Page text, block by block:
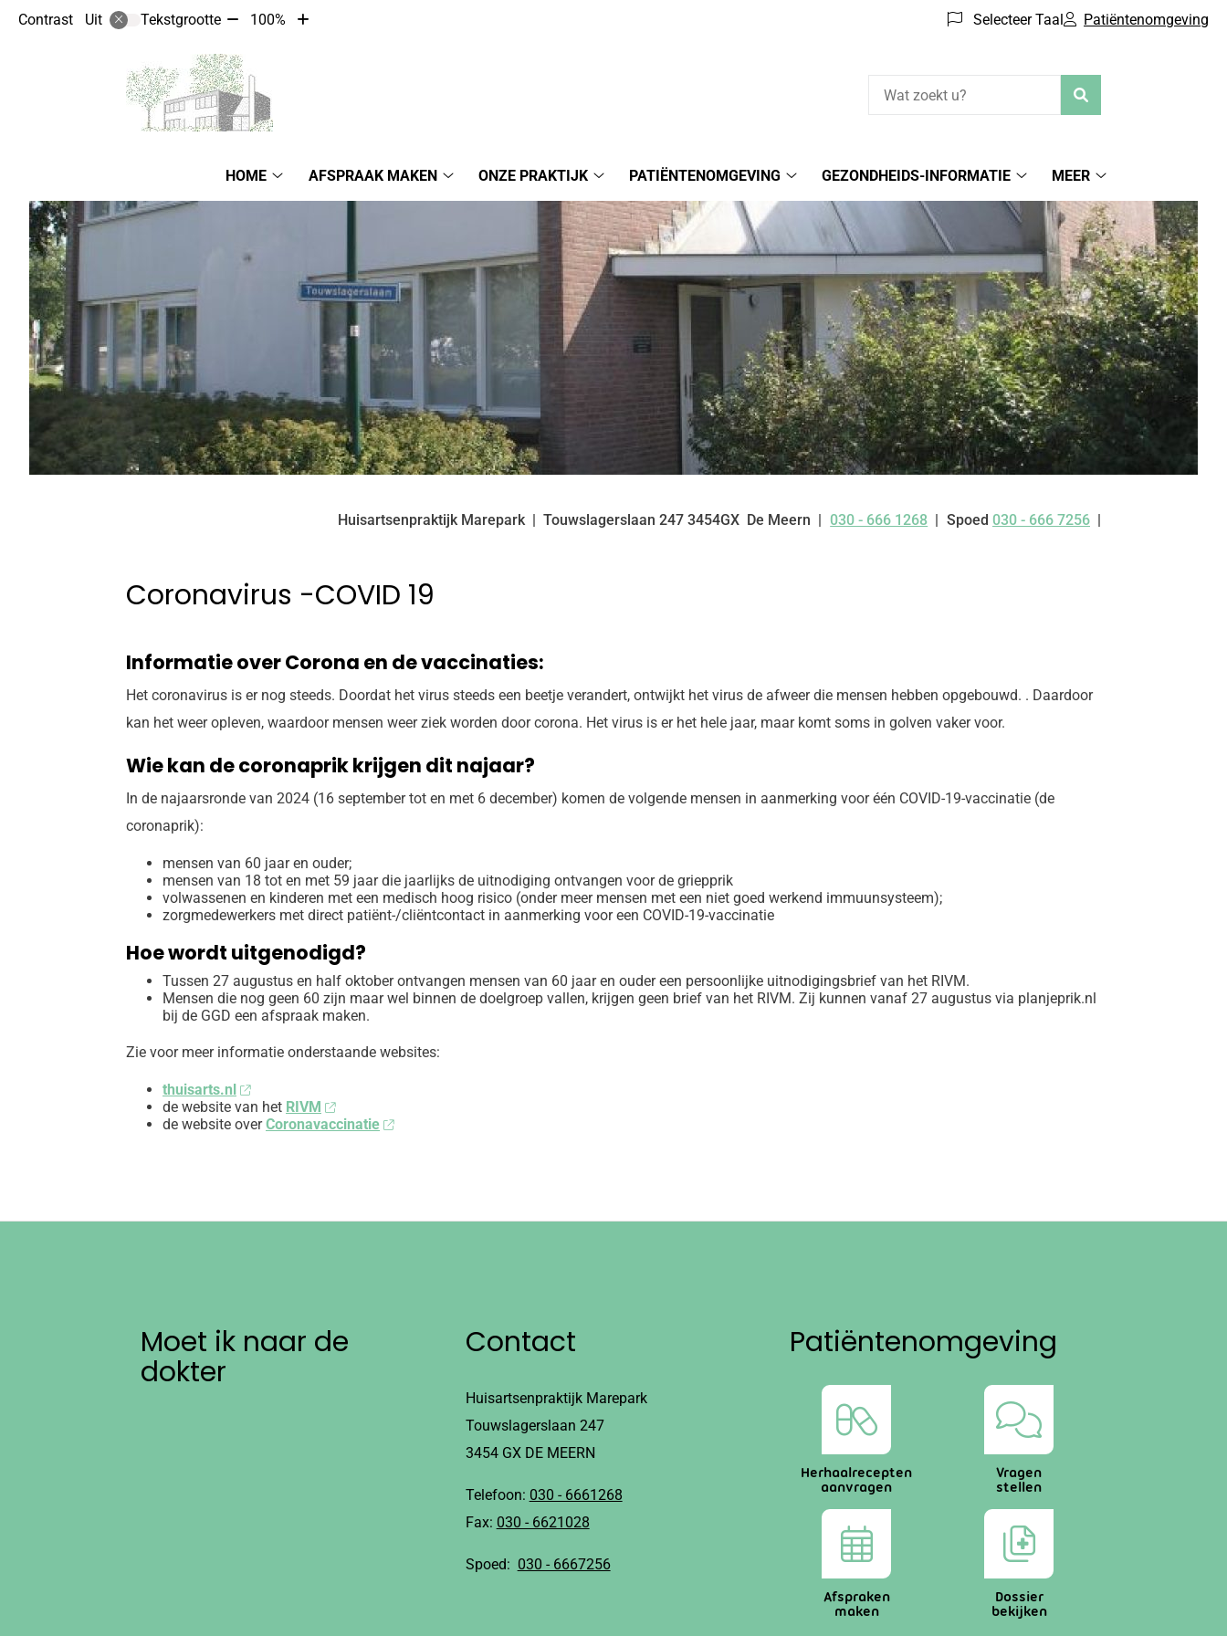
Contrast Uit Tekstgrootte Tekst
met
10%
100%
Tekst
Selecteer Taal Patiëntenomgeving
Hoofdmenu
HOME
AFSPRAAK MAKEN
ONZE PRAKTIJK
Praktijk
submenu
PATIËNTENOMGEVING
submenu
GEZONDHEIDS-INFORMATIE
informatie
submenu
MEER
submenu
Huisartsenpraktijk Marepark Touwslagerslaan 247 3454GX De Meern Tel:
030 - 666 1268 Spoed 030 - 666 7256
Coronavirus -COVID 19
Informatie over Corona en de vaccinaties:
Het coronavirus is er nog steeds. Doordat het virus steeds een beetje verandert, ontwijkt het virus de afweer die mensen hebben opgebouwd. . Daardoor
kan het weer opleven, waardoor mensen weer ziek worden door corona. Het virus is er het hele jaar, maar komt soms in golven vaker voor.
Wie kan de coronaprik krijgen dit najaar?
In de najaarsronde van 2024 (16 september tot en met 6 december) komen de volgende mensen in aanmerking voor één COVID-19-vaccinatie (de
coronaprik):
mensen van 60 jaar en ouder;
mensen van 18 tot en met 59 jaar die jaarlijks de uitnodiging ontvangen voor de griepprik
volwassenen en kinderen met een medisch hoog risico (onder meer mensen met een niet goed werkend immuunsysteem);
zorgmedewerkers met direct patiënt-/cliëntcontact in aanmerking voor een COVID-19-vaccinatie
Hoe wordt uitgenodigd?
Tussen 27 augustus en half oktober ontvangen mensen van 60 jaar en ouder een persoonlijke uitnodigingsbrief van het RIVM.
Mensen die nog geen 60 zijn maar wel binnen de doelgroep vallen, krijgen geen brief van het RIVM. Zij kunnen vanaf 27 augustus via planjeprik.nl
bij de GGD een afspraak maken.
Zie voor meer informatie onderstaande websites:
thuisarts.nl
de website van het RIVM
de website overCoronavaccinatie
Moet ik naar de
dokter
Contact
Huisartsenpraktijk Marepark
Touwslagerslaan 247
3454 GX DE MEERN
Telefoon: 030 - 6661268
Fax: 030 - 6621028
Spoed: 030 - 6667256
Patiëntenomgeving
Herhaalrecepten
aanvragen
Vragen
stellen
Afspraken
maken
Dossier
bekijken